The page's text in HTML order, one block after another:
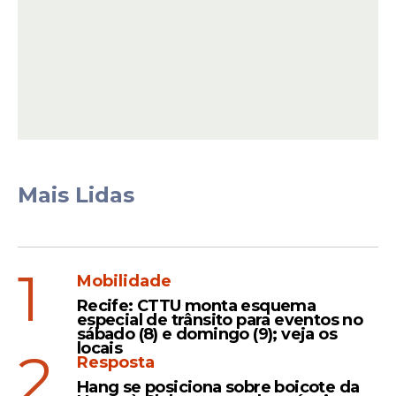
Mais Lidas
1
Mobilidade
Recife: CTTU monta esquema
especial de trânsito para eventos no
sábado (8) e domingo (9); veja os
locais
2
Resposta
Hang se posiciona sobre boicote da